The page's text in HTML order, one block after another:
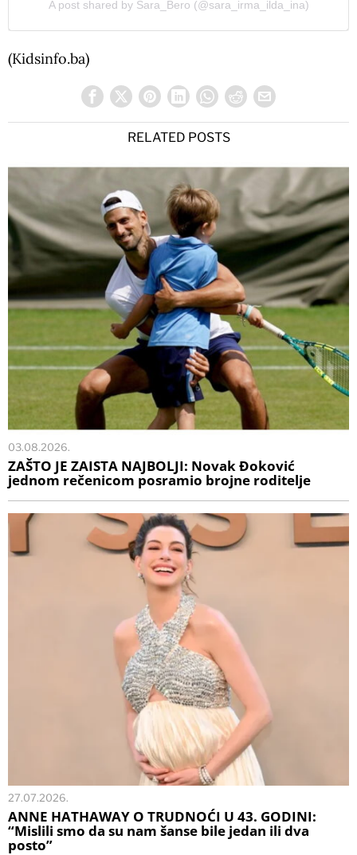
A post shared by Sara_Bero (@sara_irma_ilda_ina)
(Kidsinfo.ba)
RELATED POSTS
03.08.2026.
ZAŠTO JE ZAISTA NAJBOLJI: Novak Đoković
jednom rečenicom posramio brojne roditelje
27.07.2026.
ANNE HATHAWAY O TRUDNOĆI U 43. GODINI:
“Mislili smo da su nam šanse bile jedan ili dva
posto”